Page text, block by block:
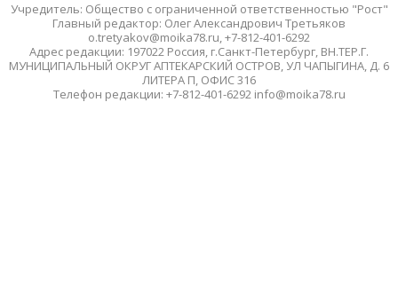
Учредитель: Общество с ограниченной ответственностью "Рост"
Главный редактор: Олег Александрович Третьяков
o.tretyakov@moika78.ru, +7-812-401-6292
Адрес редакции: 197022 Россия, г.Санкт-Петербург, ВН.ТЕР.Г.
МУНИЦИПАЛЬНЫЙ ОКРУГ АПТЕКАРСКИЙ ОСТРОВ, УЛ ЧАПЫГИНА, Д. 6
ЛИТЕРА П, ОФИС 316
Телефон редакции: +7-812-401-6292 info@moika78.ru